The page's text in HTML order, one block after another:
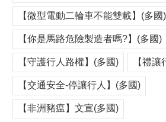
【微型電動二輪車不能雙載】(多國)
【你是馬路危險製造者嗎?】(多國)
【守護行人路權】(多國) 【禮
【交通安全-停讓行人】(多國)
【非洲豬瘟】文宣(多國)